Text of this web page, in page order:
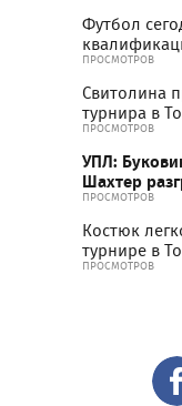
Футбол
ПРОСМОТРОВ
Свитолина
турнира в
ПРОСМОТРОВ
УПЛ:
Шахтер
ПРОСМОТРОВ
Костюк
турнире в
ПРОСМОТРОВ